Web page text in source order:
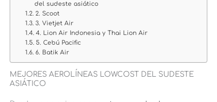
del sudeste asiático
2. Scoot
3. Vietjet Air
4. Lion Air Indonesia y Thai Lion Air
5. Cebú Pacific
6. Batik Air
MEJORES AEROLÍNEAS LOWCOST DEL SUDESTE
ASIÁTICO